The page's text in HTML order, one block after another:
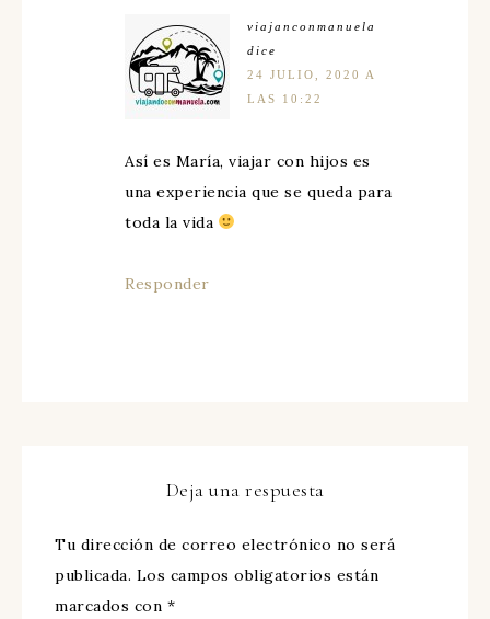
viajanconmanuela
dice
24 JULIO, 2020 A
LAS 10:22
Así es María, viajar con hijos es
una experiencia que se queda para
toda la vida
Responder
Deja una respuesta
Tu dirección de correo electrónico no será
publicada. Los campos obligatorios están
marcados con *